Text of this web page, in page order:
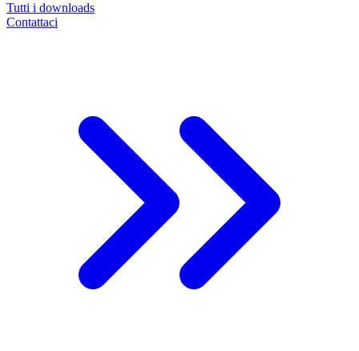
Tutti i downloads
Contattaci